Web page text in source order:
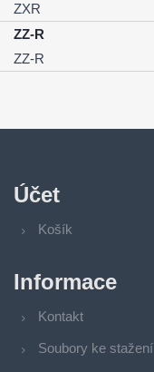
ZXR
ZZ-R
ZZ-R
Účet
Košík
Informace
Kontakt
Soubory ke stažení